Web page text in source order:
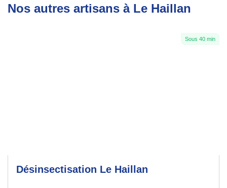
Nos autres artisans à Le Haillan
Sous 40 min
Désinsectisation Le Haillan